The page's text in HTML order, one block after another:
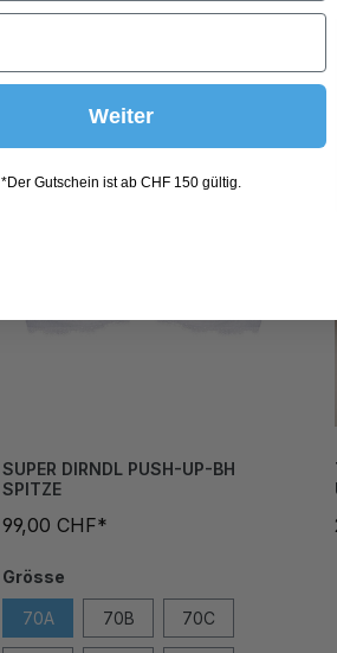
SUPER DIRNDL PUSH-UP-BH
SPITZE
99,00 CHF*
Grösse
70A 70B 70C
Weiter
*Der Gutschein ist ab CHF 150 gültig.